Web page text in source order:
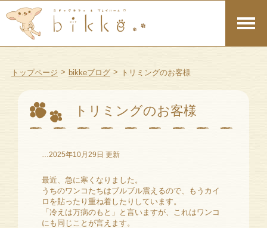
トップページ > bikkeブログ > トリミングのお客様
トリミングのお客様
…2025年10月29日 更新
最近、急に寒くなりました。
うちのワンコたちはブルブル震えるので、もうカイ
ロを貼ったり重ね着したりしています。
「冷えは万病のもと」と言いますが、これはワンコ
にも同じことが言えます。